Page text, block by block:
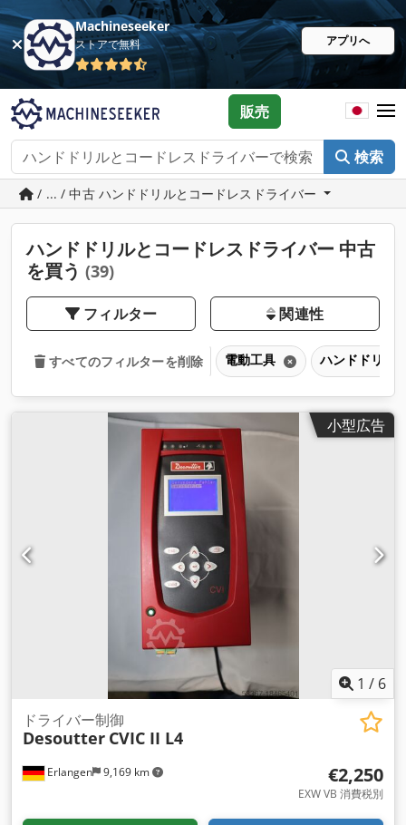
Machineseeker
ストアで無料 アプリへ
検索
販売
/ ... / 中古 ハンドドリルとコードレスドライバー
ハンドドリルとコードレスドライバー 中古
を買う (39)
フィルター 関連性
すべてのフィルターを削除 電動工具 ハンドドリル
小型広告
1 / 6
Erlangen 9,169 km
ドライバー制御
Desoutter CVIC II L4
€2,250
EXW VB 消費税別